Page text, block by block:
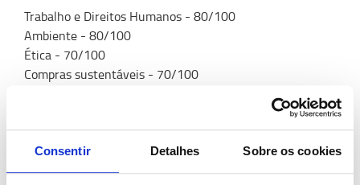
Consentir Detalhes Sobre os cookies
Trabalho e Direitos Humanos - 80/100
Ambiente - 80/100
Ética - 70/100
Compras sustentáveis - 70/100
Sobre a Toyota Material Handling Europe
A Toyota Material Handling Europe é a sede europeia da
Toyota Material Handling Group, que faz parte da Toyota
Industries Corporation - líder mundial em equipamentos